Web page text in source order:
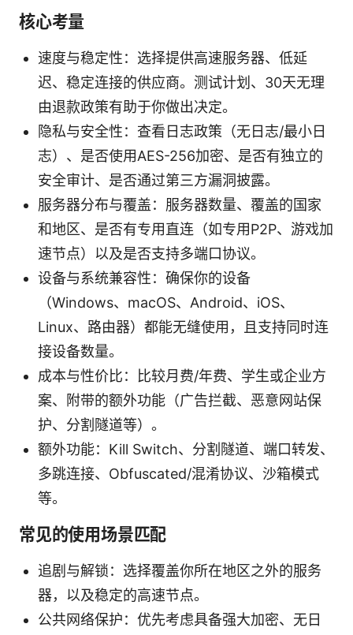
核心考量
速度与稳定性：选择提供高速服务器、低延
迟、稳定连接的供应商。测试计划、30天无理
由退款政策有助于你做出决定。
隐私与安全性：查看日志政策（无日志/最小日
志）、是否使用AES-256加密、是否有独立的
安全审计、是否通过第三方漏洞披露。
服务器分布与覆盖：服务器数量、覆盖的国家
和地区、是否有专用直连（如专用P2P、游戏加
速节点）以及是否支持多端口协议。
设备与系统兼容性：确保你的设备
（Windows、macOS、Android、iOS、
Linux、路由器）都能无缝使用，且支持同时连
接设备数量。
成本与性价比：比较月费/年费、学生或企业方
案、附带的额外功能（广告拦截、恶意网站保
护、分割隧道等）。
额外功能：Kill Switch、分割隧道、端口转发、
多跳连接、Obfuscated/混淆协议、沙箱模式
等。
常见的使用场景匹配
追剧与解锁：选择覆盖你所在地区之外的服务
器，以及稳定的高速节点。
公共网络保护：优先考虑具备强大加密、无日